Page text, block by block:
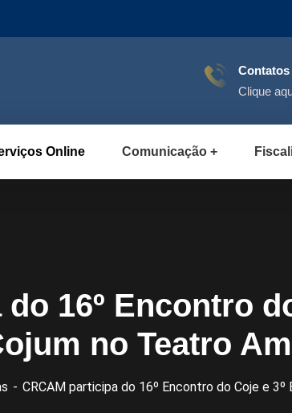
Contatos
Clique
Online Comunicação
16º Encontro
no Teatro
CRCAM participa do 16º Encontro do Coje e